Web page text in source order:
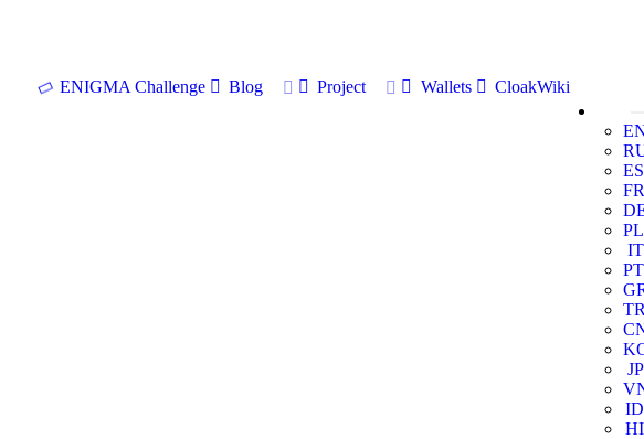
ENIGMA Challenge Blog Project Wallets
CloakWiki
ES
FR
PL
IT
PT
JP
ID
HI